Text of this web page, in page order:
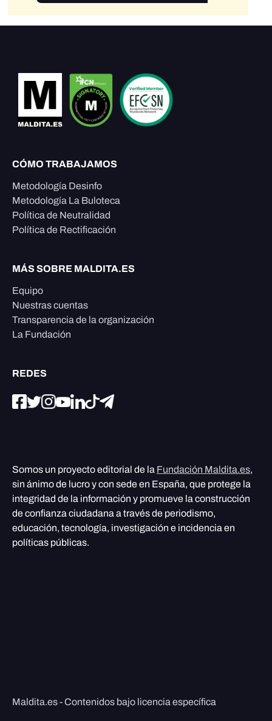
CÓMO TRABAJAMOS
Metodología Desinfo
Metodología La Buloteca
Política de Neutralidad
Política de Rectificación
MÁS SOBRE MALDITA.ES
Equipo
Nuestras cuentas
Transparencia de la organización
La Fundación
REDES
Somos un proyecto editorial de la Fundación Maldita.es,
sin ánimo de lucro y con sede en España, que protege la
integridad de la información y promueve la construcción
de confianza ciudadana a través de periodismo,
educación, tecnología, investigación e incidencia en
políticas públicas.
Maldita.es - Contenidos bajo licencia específica